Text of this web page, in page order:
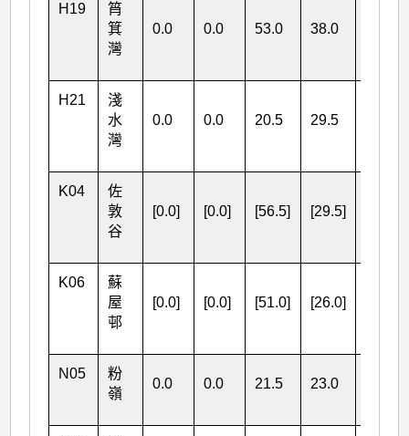
H19
筲
箕
灣
0.0 0.0 53.0
38.0
H21
淺
水
灣
0.0 0.0 20.5
29.5
K04
佐
敦
谷
[0.0] [0.0] [56.5]
[29.5]
K06
蘇
屋
邨
[0.0] [0.0] [51.0]
[26.0]
N05
粉
嶺
0.0 0.0 21.5 23.0